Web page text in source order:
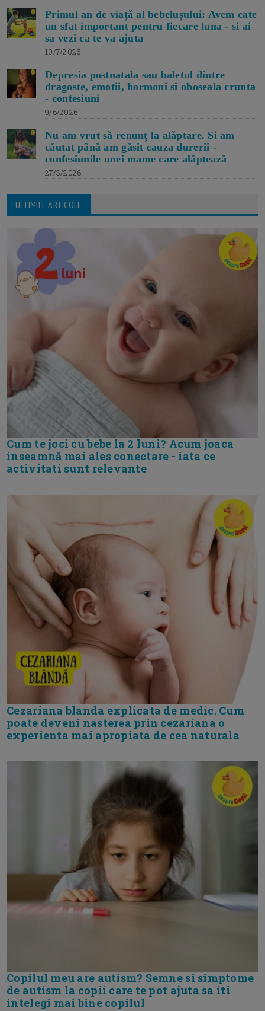
Primul an de viață al bebelușului: Avem cate
un sfat important pentru fiecare luna - si ai
sa vezi ca te va ajuta
10/7/2026
Depresia postnatala sau baletul dintre
dragoste, emotii, hormoni si oboseala crunta
- confesiuni
9/6/2026
Nu am vrut să renunț la alăptare. Si am
căutat până am găsit cauza durerii -
confesiunile unei mame care alăptează
27/3/2026
ULTIMILE ARTICOLE
Cum te joci cu bebe la 2 luni? Acum joaca
inseamnă mai ales conectare - iata ce
activitati sunt relevante
Cezariana blanda explicata de medic. Cum
poate deveni nasterea prin cezariana o
experienta mai apropiata de cea naturala
Copilul meu are autism? Semne si simptome
de autism la copii care te pot ajuta sa iti
intelegi mai bine copilul